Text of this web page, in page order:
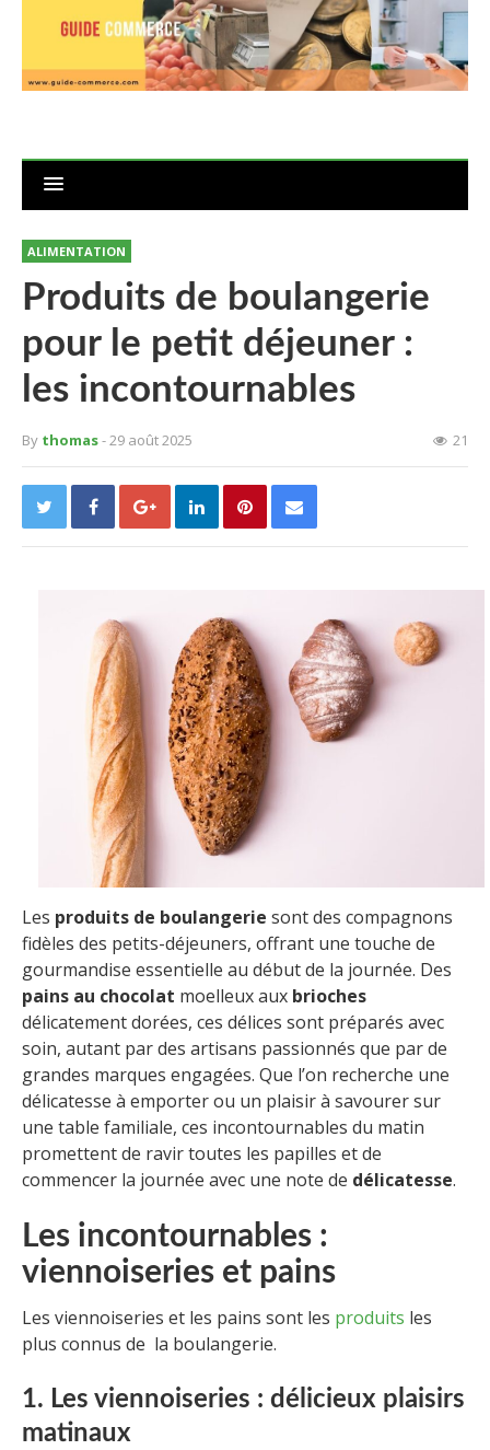
ALIMENTATION
Produits de boulangerie
pour le petit déjeuner :
les incontournables
By thomas- 29 août 2025 21
Les produits de boulangerie sont des compagnons
fidèles des petits-déjeuners, offrant une touche de
gourmandise essentielle au début de la journée. Des
pains au chocolat moelleux aux brioches
délicatement dorées, ces délices sont préparés avec
soin, autant par des artisans passionnés que par de
grandes marques engagées. Que l’on recherche une
délicatesse à emporter ou un plaisir à savourer sur
une table familiale, ces incontournables du matin
promettent de ravir toutes les papilles et de
commencer la journée avec une note de délicatesse.
Les incontournables :
viennoiseries et pains
Les viennoiseries et les pains sont les produits les
plus connus de la boulangerie.
1. Les viennoiseries : délicieux plaisirs
matinaux